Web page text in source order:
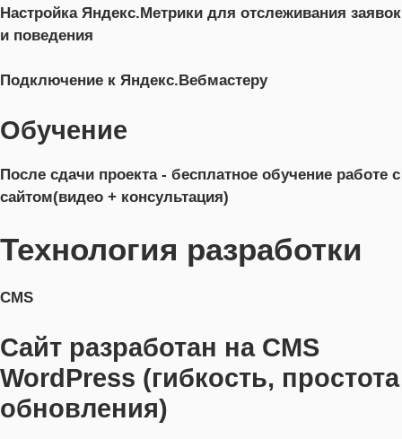
Настройка Яндекс.Метрики для отслеживания заявок
и поведения
Подключение к Яндекс.Вебмастеру
Обучение
После сдачи проекта - бесплатное обучение работе с
сайтом(видео + консультация)
Технология разработки
CMS
Сайт разработан на CMS
WordPress (гибкость, простота
обновления)